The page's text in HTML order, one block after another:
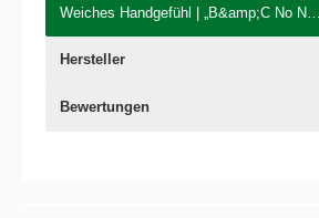
Weiches Handgefühl | „B&amp;C No N…
Hersteller
Bewertungen